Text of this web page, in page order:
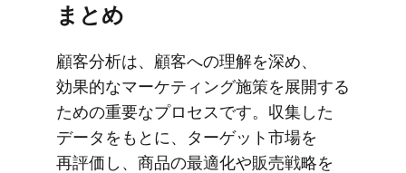
まとめ
顧客分析は、​顧客への​理解を​深め、​
効果的な​マーケティング施策を​展開する​
ための​重要な​プロセスです。​収集した​
データを​もとに、​ターゲット市場を​
再評価し、​商品の​最適化や​販売戦略を​